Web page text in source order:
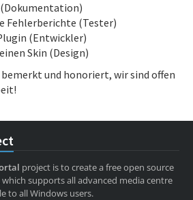
Fehlerberichte (Tester)
(Entwickler)
Skin (Design)
und honoriert, wir sind offen
project is to create a free open source
supports all advanced media centre
to all Windows users.